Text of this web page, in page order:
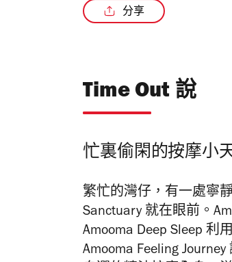
分享
Time Out 說
忙裏偷閑的按摩小
繁忙的灣仔，有一處寧
Sanctuary 就在眼前。
Amooma Deep Sleep 利
Amooma Feeling